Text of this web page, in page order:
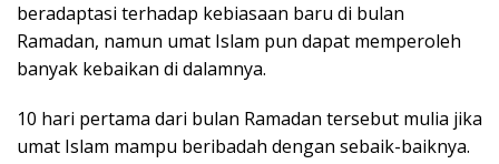
g
k
a
p
beradaptasi terhadap kebiasaan baru di bulan
Ramadan, namun umat Islam pun dapat memperoleh
banyak kebaikan di dalamnya.
10 hari pertama dari bulan Ramadan tersebut mulia jika
umat Islam mampu beribadah dengan sebaik-baiknya.